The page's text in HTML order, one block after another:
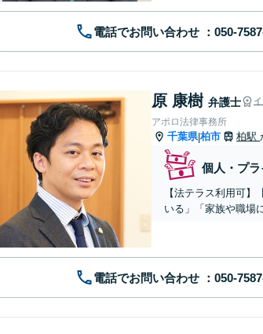
電話でお問い合わせ
原 康樹 弁護士
アポロ法律事務所
千葉県|柏市 柏駅
個人・プ
【法テラス利用可
いる」「家族や職場
電話でお問い合わせ